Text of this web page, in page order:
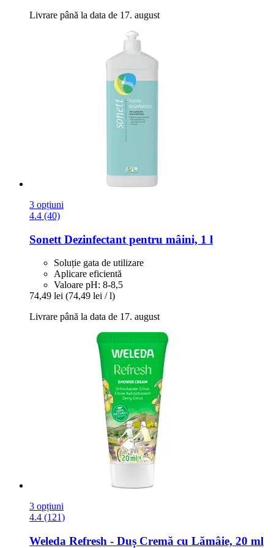
Livrare până la data de 17. august
3 opțiuni
4.4 (40)
Sonett Dezinfectant pentru mâini, 1 l
Soluție gata de utilizare
Aplicare eficientă
Valoare pH: 8-8,5
74,49 lei (74,49 lei / l)
Livrare până la data de 17. august
3 opțiuni
4.4 (121)
Weleda Refresh -​ Duș Cremă cu Lămâie, 20 ml